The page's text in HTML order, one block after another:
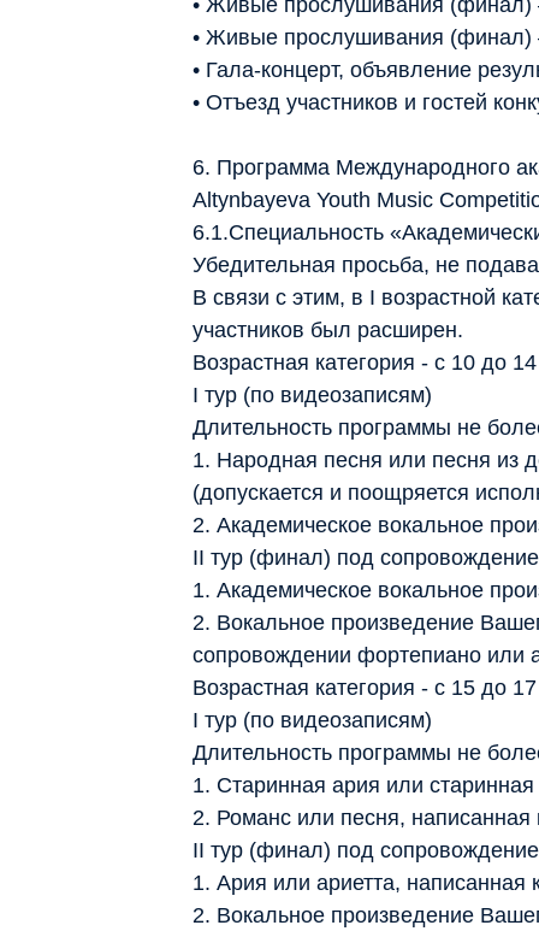
• Живые прослушивания (финал)
• Живые прослушивания (финал)
• Гала-концерт, объявление
• Отъезд участников и гостей
6. Программа Международного
Altynbayeva Youth Music
6.1.Специальность
Убедительная просьба, не
В связи с этим, в I возрастной
участников был расширен.
Возрастная категория - с 10 до
I тур (по видеозаписям)
Длительность программы не
1. Народная песня или песня из
(допускается и поощряется
2. Академическое вокальное
II тур (финал) под
1. Академическое вокальное
2. Вокальное произведение
сопровождении фортепиано или
Возрастная категория - с 15 до
I тур (по видеозаписям)
Длительность программы не
1. Старинная ария или
2. Романс или песня,
II тур (финал) под
1. Ария или ариетта, написанная
2. Вокальное произведение